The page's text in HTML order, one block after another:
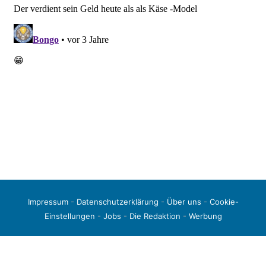
Impressum- Datenschutzerklärung - Über uns - Cookie-
Einstellungen - Jobs - Die Redaktion - Werbung